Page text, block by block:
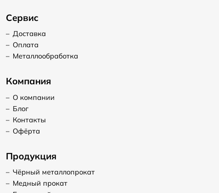
Сервис
– Доставка
– Оплата
– Металлообработка
Компания
– О компании
– Блог
– Контакты
– Офёрта
Продукция
– Чёрный металлопрокат
– Медный прокат